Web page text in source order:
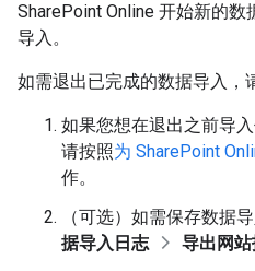
SharePoint Online 开始新的
导入。
如需退出已完成的数据导入，
如果您想在退出之前导
请按照为 SharePoint
作。
（可选）如需保存数据
据导入日志
导出网